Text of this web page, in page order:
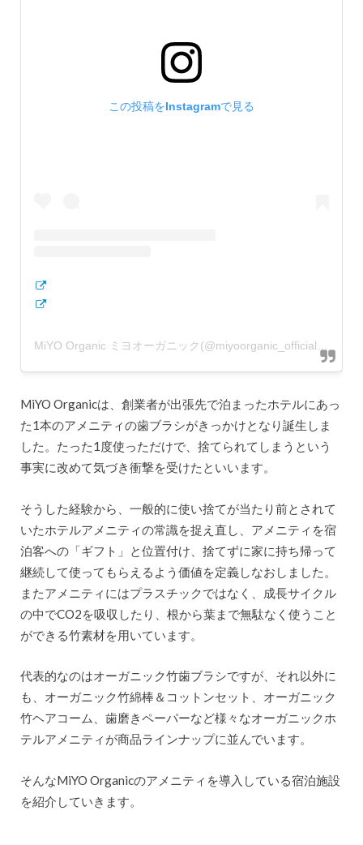
この投稿をInstagramで見る
MiYO Organicは、創業者が出張先で泊まったホテルにあっ
た1本のアメニティの歯ブラシがきっかけとなり誕生しま
した。たった1度使っただけで、捨てられてしまうという
事実に改めて気づき衝撃を受けたといいます。
そうした経験から、一般的に使い捨てが当たり前とされて
いたホテルアメニティの常識を捉え直し、アメニティを宿
泊客への「ギフト」と位置付け、捨てずに家に持ち帰って
継続して使ってもらえるよう価値を定義しなおしました。
またアメニティにはプラスチックではなく、成長サイクル
の中でCO2を吸収したり、根から葉まで無駄なく使うこと
ができる竹素材を用いています。
代表的なのはオーガニック竹歯ブラシですが、それ以外に
も、オーガニック竹綿棒＆コットンセット、オーガニック
竹ヘアコーム、歯磨きペーパーなど様々なオーガニックホ
テルアメニティが商品ラインナップに並んでいます。
そんなMiYO Organicのアメニティを導入している宿泊施設
を紹介していきます。